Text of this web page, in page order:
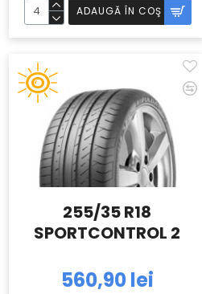
ADAUGĂ ÎN COŞ
255/35 R18
SPORTCONTROL 2
560,90 lei